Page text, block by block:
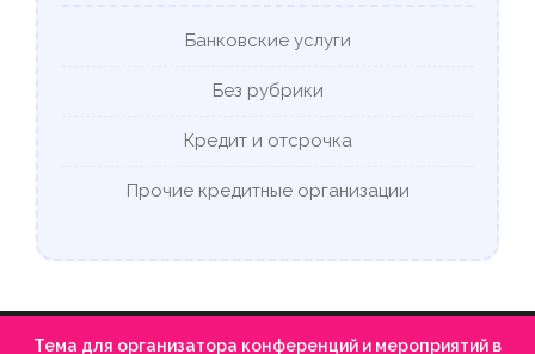
Банковские услуги
Без рубрики
Кредит и отсрочка
Прочие кредитные организации
Тема для организатора конференций и мероприятий в